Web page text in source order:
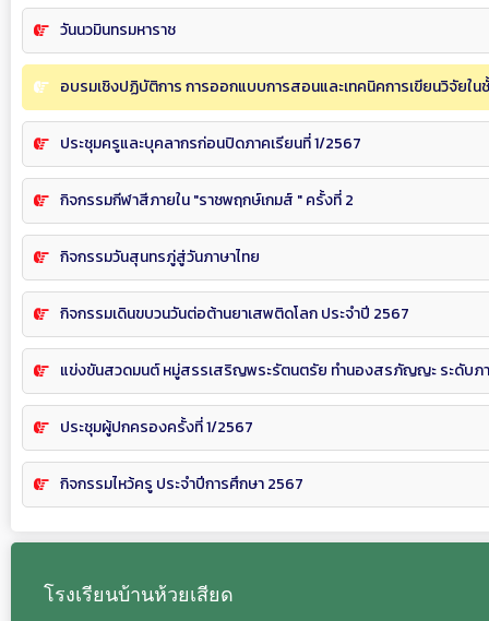
วันนวมินทรมหาราช
อบรมเชิงปฏิบัติการ การออกแบบการสอนและเทคนิคการเขียนวิจัยใน
ประชุมครูและบุคลากรก่อนปิดภาคเรียนที่ 1/2567
กิจกรรมกีฬาสีภายใน "ราชพฤกษ์เกมส์ " ครั้งที่ 2
กิจกรรมวันสุนทรภู่สู่วันภาษาไทย
กิจกรรมเดินขบวนวันต่อต้านยาเสพติดโลก ประจำปี 2567
แข่งขันสวดมนต์ หมู่สรรเสริญพระรัตนตรัย ทำนองสรภัญญะ ระดับภ
ประชุมผู้ปกครองครั้งที่ 1/2567
กิจกรรมไหว้ครู ประจำปีการศึกษา 2567
โรงเรียนบ้านห้วยเสียด